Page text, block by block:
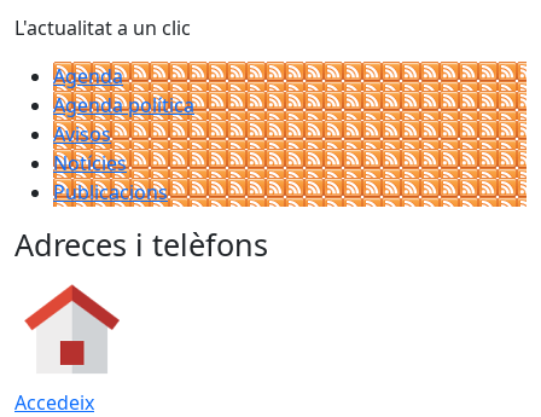
L'actualitat a un clic
Agenda
Agenda política
Avisos
Notícies
Publicacions
Adreces i telèfons
Accedeix